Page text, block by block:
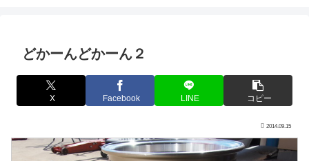
どかーんどかーん２
X Facebook LINE コピー
2014.09.15